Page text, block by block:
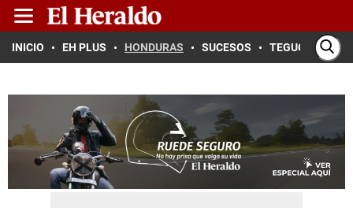
INICIO EH PLUS HONDURAS SUCESOS TEGUCIGALPA